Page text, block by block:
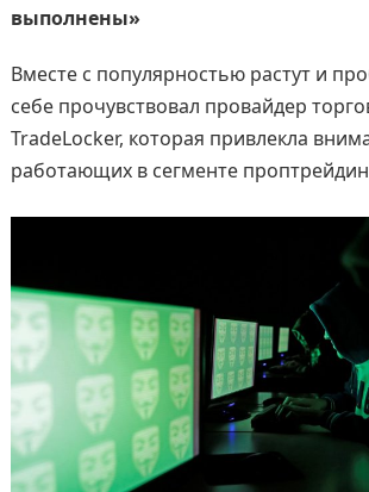
выполнены»
Вместе с популярностью растут и
себе прочувствовал провайдер
TradeLocker, которая привлекла
работающих в сегменте